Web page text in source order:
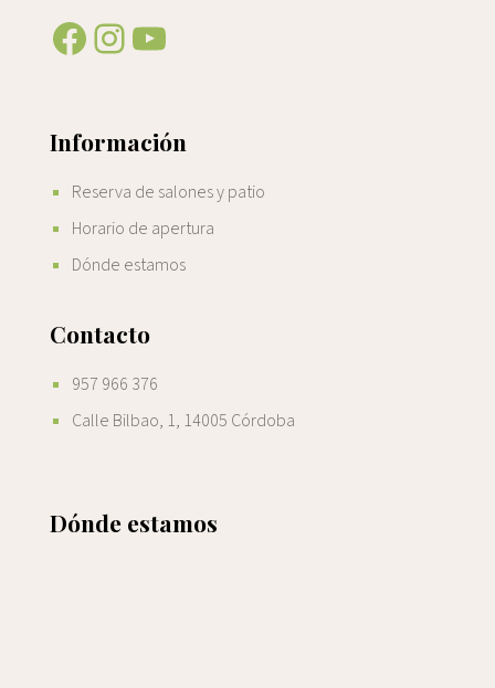
Facebook
Instagram
YouTube
Información
Reserva de salones y patio
Horario de apertura
Dónde estamos
Contacto
957 966 376
Calle Bilbao, 1, 14005 Córdoba
Dónde estamos